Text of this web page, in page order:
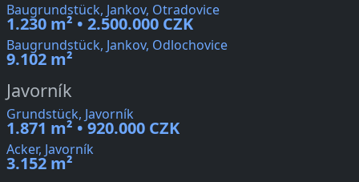
Baugrundstück, Jankov, Otradovice
1.230 m² • 2.500.000 CZK
Baugrundstück, Jankov, Odlochovice
9.102 m²
Javorník
Grundstück, Javorník
1.871 m² • 920.000 CZK
Acker, Javorník
3.152 m²